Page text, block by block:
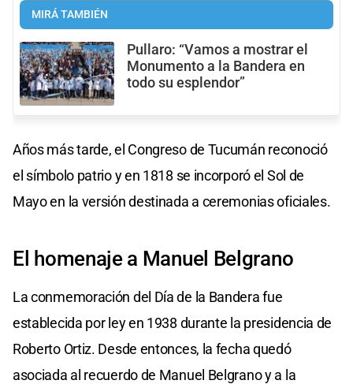
MIRÁ TAMBIÉN
Pullaro: “Vamos a mostrar el
Monumento a la Bandera en
todo su esplendor”
Años más tarde, el Congreso de Tucumán reconoció
el símbolo patrio y en 1818 se incorporó el Sol de
Mayo en la versión destinada a ceremonias oficiales.
El homenaje a Manuel Belgrano
La conmemoración del Día de la Bandera fue
establecida por ley en 1938 durante la presidencia de
Roberto Ortiz. Desde entonces, la fecha quedó
asociada al recuerdo de Manuel Belgrano y a la